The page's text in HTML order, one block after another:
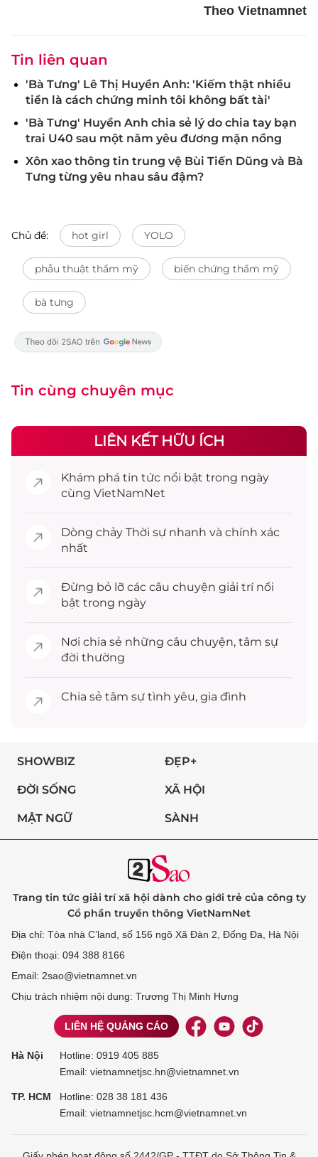
Theo Vietnamnet
Tin liên quan
'Bà Tưng' Lê Thị Huyền Anh: 'Kiếm thật nhiều
tiền là cách chứng minh tôi không bất tài'
'Bà Tưng' Huyền Anh chia sẻ lý do chia tay bạn
trai U40 sau một năm yêu đương mặn nồng
Xôn xao thông tin trung vệ Bùi Tiến Dũng và Bà
Tưng từng yêu nhau sâu đậm?
Chủ đề: hot girl YOLO
phẫu thuật thẩm mỹ biến chứng thẩm mỹ
bà tưng
Tin cùng chuyên mục
LIÊN KẾT HỮU ÍCH
Khám phá tin tức nổi bật trong ngày
cùng VietNamNet
Dòng chảy Thời sự nhanh và chính xác
nhất
Đừng bỏ lỡ các câu chuyện giải trínổi
bật trong ngày
Nơi chia sẻ những câu chuyện, tâm sự
đời thường
Chia sẻ tâm sự tình yêu, gia đình
SHOWBIZ ĐẸP+
ĐỜI SỐNG XÃ HỘI
MẬT NGỮ SÀNH
Trang tin tức giải trí xã hội dành cho giới trẻ của công ty
Cổ phần truyền thông VietNamNet
Địa chỉ: Tòa nhà C’land, số 156 ngõ Xã Đàn 2, Đống Đa, Hà Nội
Điện thoại: 094 388 8166
Email: 2sao@vietnamnet.vn
Chịu trách nhiệm nội dung: Trương Thị Minh Hưng
LIÊN HỆ QUẢNG CÁO
Hà Nội Hotline: 0919 405 885
Email: vietnamnetjsc.hn@vietnamnet.vn
TP. HCM Hotline: 028 38 181 436
Email: vietnamnetjsc.hcm@vietnamnet.vn